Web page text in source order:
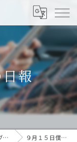
報
９月１５日僕の日報